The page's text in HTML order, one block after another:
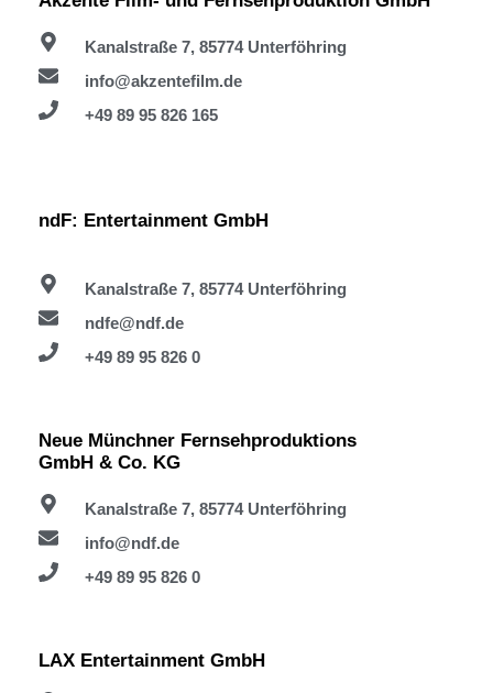
Kanalstraße 7, 85774 Unterföhring
info@akzentefilm.de
+49 89 95 826 165
ndF: Entertainment GmbH​
Kanalstraße 7, 85774 Unterföhring
ndfe@ndf.de
+49 89 95 826 0
Neue Münchner Fernsehproduktions
GmbH & Co. KG
Kanalstraße 7, 85774 Unterföhring
info@ndf.de
+49 89 95 826 0
LAX Entertainment GmbH